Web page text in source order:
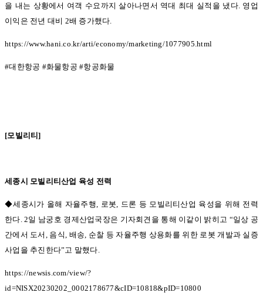
을 내는 상황에서 여객 수요까지 살아나면서 역대 최대 실적을 냈다. 영업
이익은 전년 대비 2배 증가했다.
https://www.hani.co.kr/arti/economy/marketing/1077905.html
#대한항공 #화물항공#항공화물
[모빌리티]
세종시 모빌리티산업 육성 전력
◆세종시가 올해 자율주행, 로봇, 드론 등 모빌리티산업 육성을 위해 전력
한다. 2일 남궁호 경제산업국장은 기자회견을 통해 이같이 밝히고 “일상 공
간에서 도서 , 음식, 배송, 순찰 등 자율주행 상용화를 위한 로봇 개발과 실증
사업을 추진한다”고 말했다.
https://newsis.com/view/?
id=NISX20230202_0002178677&cID=10818&pID=10800